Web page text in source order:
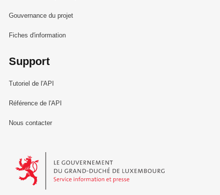
Gouvernance du projet
Fiches d'information
Support
Tutoriel de l'API
Référence de l'API
Nous contacter
Le Gouvernement du Grand-Duché de Luxembourg - Service